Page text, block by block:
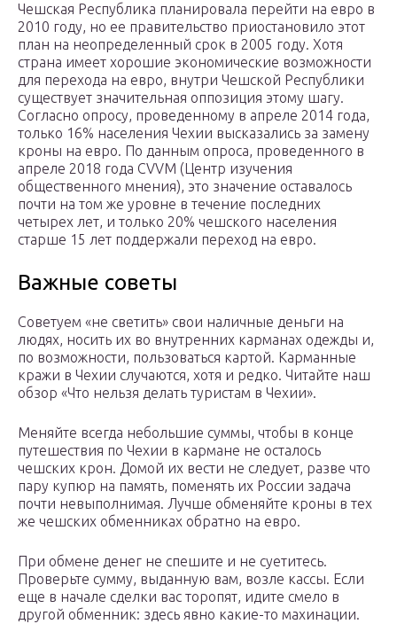
Чешская Республика планировала перейти на евро в
2010 году, но ее правительство приостановило этот
план на неопределенный срок в 2005 году. Хотя
страна имеет хорошие экономические возможности
для перехода на евро, внутри Чешской Республики
существует значительная оппозиция этому шагу.
Согласно опросу, проведенному в апреле 2014 года,
только 16% населения Чехии высказались за замену
кроны на евро. По данным опроса, проведенного в
апреле 2018 года CVVM (Центр изучения
общественного мнения), это значение оставалось
почти на том же уровне в течение последних
четырех лет, и только 20% чешского населения
старше 15 лет поддержали переход на евро.
Важные советы
Советуем «не светить» свои наличные деньги на
людях, носить их во внутренних карманах одежды и,
по возможности, пользоваться картой. Карманные
кражи в Чехии случаются, хотя и редко. Читайте наш
обзор «Что нельзя делать туристам в Чехии».
Меняйте всегда небольшие суммы, чтобы в конце
путешествия по Чехии в кармане не осталось
чешских крон. Домой их вести не следует, разве что
пару купюр на память, поменять их России задача
почти невыполнимая. Лучше обменяйте кроны в тех
же чешских обменниках обратно на евро.
При обмене денег не спешите и не суетитесь.
Проверьте сумму, выданную вам, возле кассы. Если
еще в начале сделки вас торопят, идите смело в
другой обменник: здесь явно какие-то махинации.